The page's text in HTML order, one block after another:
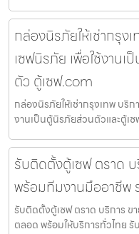
กล่องนิรภัยให้เช่ากรุง
เซฟนิรภัย เพื่อใช้งาน
ตัว ตู้เซฟ.com
กล่องนิรภัยให้เช่ากรุงเทพ บริก
งานเป็นตู้นิรภัยส่วนตัวและตู้เ
รับติดตั้งตู้เซฟ ตราด
พร้อมทีมงานมืออาชีพ
รับติดตั้งตู้เซฟ ตราด บริการ
ตลอด พร้อมให้บริการทั่วไทย